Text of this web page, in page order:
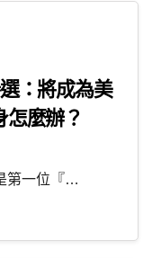
：將成為美
麼辦？
第一位『…